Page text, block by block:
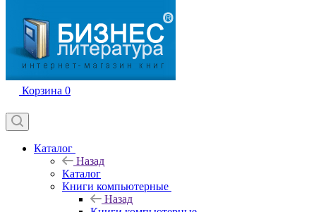
Корзина 0
Каталог
Назад
Каталог
Книги компьютерные
Назад